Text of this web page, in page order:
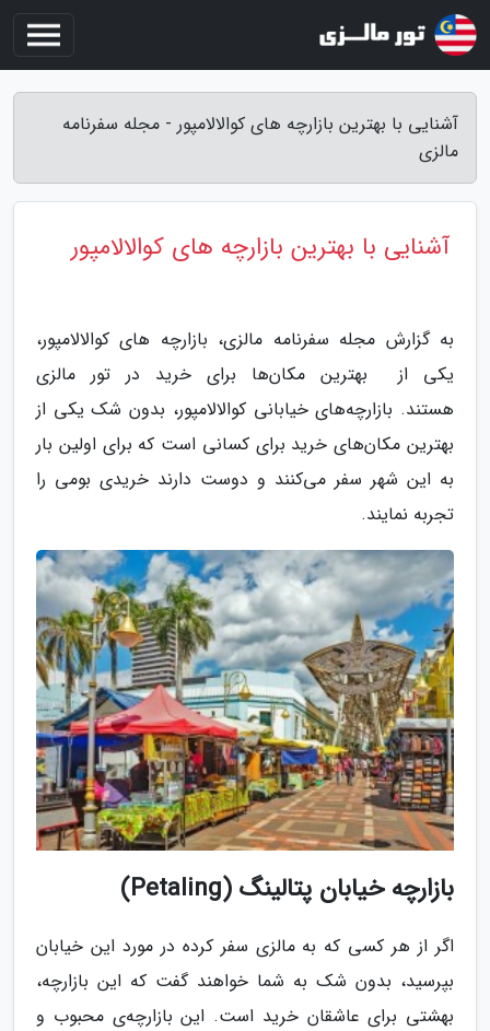
آشنایی با بهترین بازارچه های کوالالامپور - مجله سفرنامه
مالزی
آشنایی با بهترین بازارچه های کوالالامپور
به گزارش مجله سفرنامه مالزی، بازارچه های کوالالامپور،
یکی از بهترین مکان‌ها برای خرید در تور مالزی
هستند. بازارچه‌های خیابانی کوالالامپور، بدون شک یکی از
بهترین مکان‌های خرید برای کسانی است که برای اولین بار
به این شهر سفر می‌کنند و دوست دارند خریدی بومی را
تجربه نمایند.
بازارچه خیابان پتالینگ (Petaling)
اگر از هر کسی که به مالزی سفر کرده در مورد این خیابان
بپرسید، بدون شک به شما خواهند گفت که این بازارچه،
بهشتی برای عاشقان خرید است. این بازارچه‌ی محبوب و